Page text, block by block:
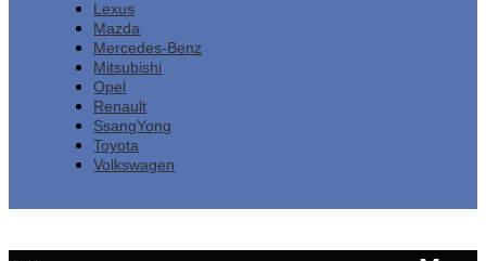
Lexus
Mazda
Mercedes-Benz
Mitsubishi
Opel
Renault
SsangYong
Toyota
Volkswagen